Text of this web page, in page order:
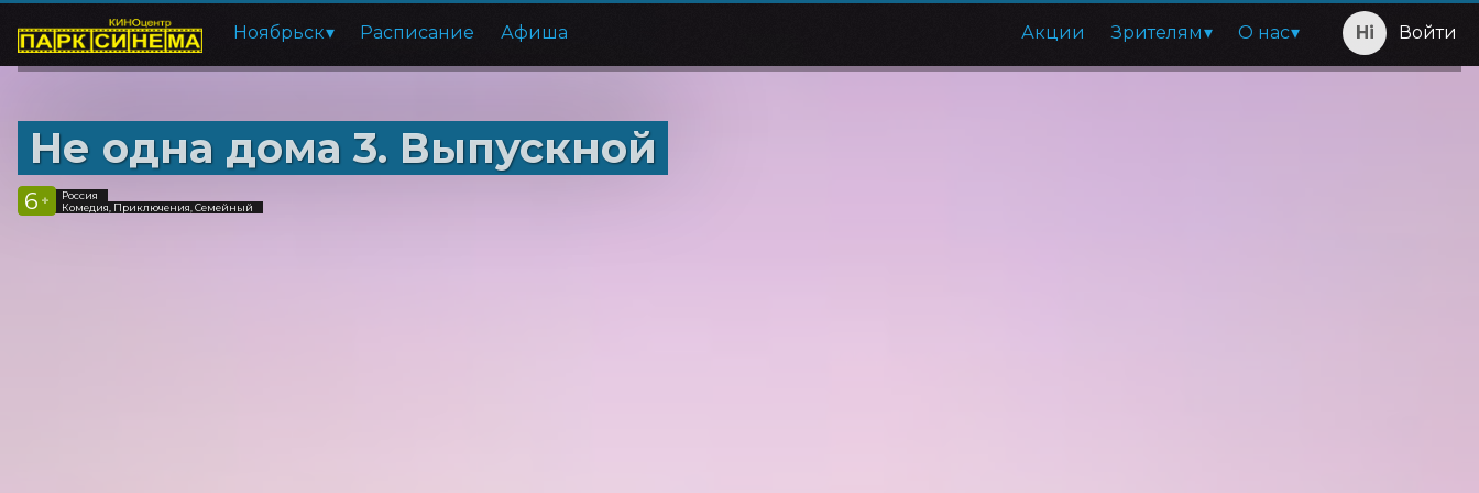
Ноябрьск Расписание Афиша Акции Зрителям О нас Войти
Не одна дома 3. Выпускной
6 +
Россия
Комедия, Приключения, Семейный